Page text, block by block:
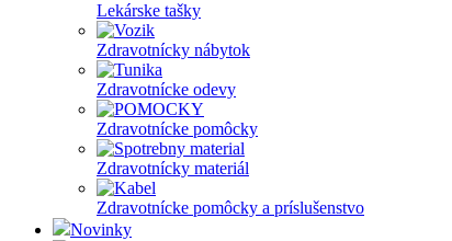
Lekárske tašky
Zdravotnícky nábytok
Zdravotnícke odevy
Zdravotnícke pomôcky
Zdravotnícky materiál
Zdravotnícke pomôcky a príslušenstvo
Novinky